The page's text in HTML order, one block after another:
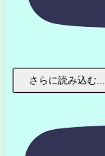
さらに読み込む...